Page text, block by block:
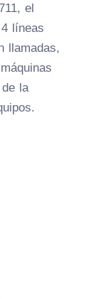
el
líneas
llamadas,
la